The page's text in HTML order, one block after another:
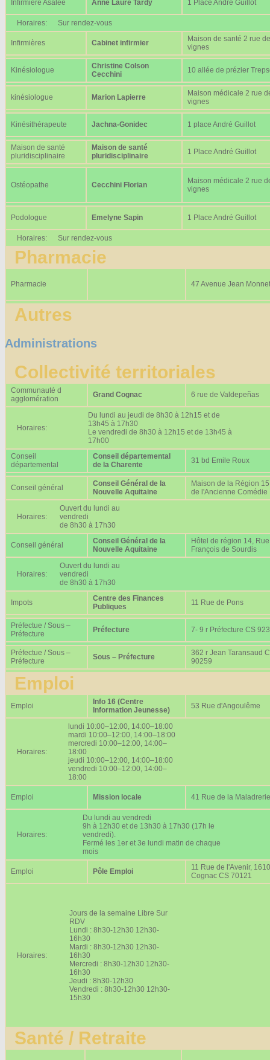
Infirmière Asalée Anne Laure Tardy 1 Place André Guillot
Horaires: Sur rendez-vous
Infirmières Cabinet infirmier
Maison de santé 2 rue
vignes
Kinésiologue
Christine Colson
Cecchini
10 allée de prézier
kinésiologue Marion Lapierre
Maison médicale 2 rue
vignes
Kinésithérapeute Jachna-Gonidec 1 place André Guillot
Maison de santé
pluridisciplinaire
Maison de santé
pluridisciplinaire
1 Place André Guillot
Ostéopathe Cecchini Florian
Maison médicale 2 rue
vignes
Podologue Emelyne Sapin 1 Place André Guillot
Horaires: Sur rendez-vous
Pharmacie
Pharmacie 47 Avenue Jean Monnet
Autres
Administrations
Collectivité territoriales
Communauté d
agglomération
Grand Cognac 6 rue de Valdepeñas
Horaires:
Du lundi au jeudi de 8h30 à 12h15 et de
13h45 à 17h30
Le vendredi de 8h30 à 12h15 et de 13h45 à
17h00
Conseil
départemental
Conseil départemental
de la Charente
31 bd Emile Roux
Conseil général
Conseil Général de la
Nouvelle Aquitaine
Maison de la Région
de l'Ancienne Comédie
Horaires:
Ouvert du lundi au
vendredi
de 8h30 à 17h30
Conseil général
Conseil Général de la
Nouvelle Aquitaine
Hôtel de région 14, Rue
François de Sourdis
Horaires:
Ouvert du lundi au
vendredi
de 8h30 à 17h30
Impots
Centre des Finances
Publiques
11 Rue de Pons
Préfectue / Sous –
Préfecture
Préfecture 7- 9 r Préfecture CS
Préfectue / Sous –
Préfecture
Sous – Préfecture
362 r Jean Taransaud
90259
Emploi
Emploi
Info 16 (Centre
Information Jeunesse)
53 Rue d'Angoulême
Horaires:
lundi 10:00–12:00, 14:00–18:00
mardi 10:00–12:00, 14:00–18:00
mercredi 10:00–12:00, 14:00–
18:00
jeudi 10:00–12:00, 14:00–18:00
vendredi 10:00–12:00, 14:00–
18:00
Emploi Mission locale 41 Rue de la Maladrerie
Horaires:
Du lundi au vendredi
9h à 12h30 et de 13h30 à 17h30 (17h le
vendredi).
Fermé les 1er et 3e lundi matin de chaque
mois
Emploi Pôle Emploi
11 Rue de l'Avenir,
Cognac CS 70121
Horaires:
Jours de la semaine Libre Sur
RDV
Lundi : 8h30-12h30 12h30-
16h30
Mardi : 8h30-12h30 12h30-
16h30
Mercredi : 8h30-12h30 12h30-
16h30
Jeudi : 8h30-12h30
Vendredi : 8h30-12h30 12h30-
15h30
Santé / Retraite